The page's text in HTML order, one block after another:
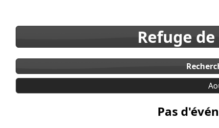
Refuge
Pas